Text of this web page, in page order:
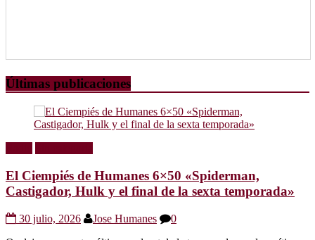
Últimas publicaciones
El Ciempiés de Humanes 6×50 «Spiderman,
Castigador, Hulk y el final de la sexta temporada»
30 julio, 2026 Jose Humanes
0